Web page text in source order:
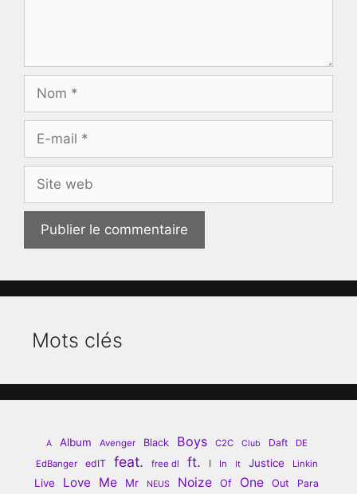
mail
web
Mots clés
A Album Avenger Black Boys C2C Club Daft
DE
EdBanger
edIT feat. free dl ft. I In It Justice Linkin
Live Love Me Mr NEUS Noize Of One Out Para